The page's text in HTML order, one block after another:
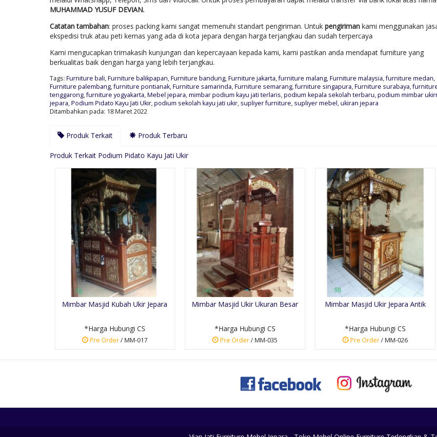
MUHAMMAD YUSUF DEVIAN.
Catatan tambahan: proses packing kami sangat memenuhi standart pengiriman. Untuk pengiriman kami menggunakan
ekspedisi truk atau peti kemas yang ada di kota jepara dengan harga terjangkau dan sudah terpercaya
Kami mengucapkan trimakasih kunjungan dan kepercayaan kepada kami, kami pastikan anda mendapat furniture yang
berkualitas baik dengan harga yang lebih terjangkau.
Tags: Furniture bali,Furniture balikpapan,Furniture bandung,Furniture jakarta,furniture malang,Furniture malaysia,furniture medan,
Furniture palembang,furniture pontianak,Furniture samarinda,Furniture semarang,furniture singapura,Furniture surabaya,
tenggarong,furniture yogyakarta,Mebel jepara,mimbar podium kayu jati terlaris,podium kepala sekolah terbaru,podium mimbar
jepara,Podium Pidato Kayu Jati Ukir,podium sekolah kayu jati ukir, supliyer furniture, supliyer mebel,ukiran jepara
Ditambahkan pada: 18 Maret 2022
Produk Terkait Produk Terbaru
Produk Terkait Podium Pidato Kayu Jati Ukir
Mimbar Masjid Kubah Ukir Jepara
*Harga Hubungi CS
Pre Order/ MM-017
Mimbar Masjid Ukir Ukuran Besar
*Harga Hubungi CS
Pre Order/ MM-035
Mimbar Masjid Ukir Jepara Antik
*Harga Hubungi CS
Pre Order/ MM-026